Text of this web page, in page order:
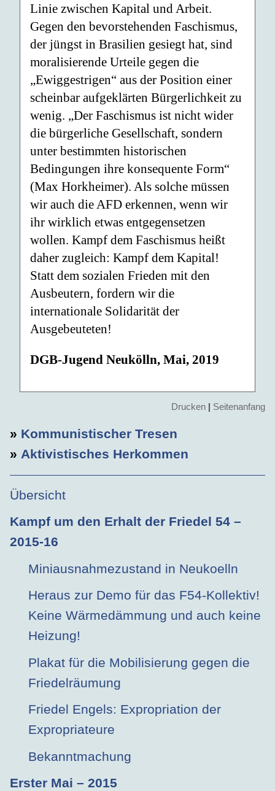
Linie zwischen Kapital und Arbeit.
Gegen den bevorstehenden Faschismus,
der jüngst in Brasilien gesiegt hat, sind
moralisierende Urteile gegen die
„Ewiggestrigen“ aus der Position einer
scheinbar aufgeklärten Bürgerlichkeit zu
wenig. „Der Faschismus ist nicht wider
die bürgerliche Gesellschaft, sondern
unter bestimmten historischen
Bedingungen ihre konsequente Form“
(Max Horkheimer). Als solche müssen
wir auch die AFD erkennen, wenn wir
ihr wirklich etwas entgegensetzen
wollen. Kampf dem Faschismus heißt
daher zugleich: Kampf dem Kapital!
Statt dem sozialen Frieden mit den
Ausbeutern, fordern wir die
internationale Solidarität der
Ausgebeuteten!
DGB-Jugend Neukölln, Mai, 2019
Drucken | Seitenanfang
» Kommunistischer Tresen
» Aktivistisches Herkommen
Übersicht
Kampf um den Erhalt der Friedel 54 –
2015-16
Miniausnahmezustand in Neukoelln
Heraus zur Demo für das F54-Kollektiv!
Keine Wärmedämmung und auch keine
Heizung!
Plakat für die Mobilisierung gegen die
Friedelräumung
Friedel Engels: Expropriation der
Expropriateure
Bekanntmachung
Erster Mai – 2015